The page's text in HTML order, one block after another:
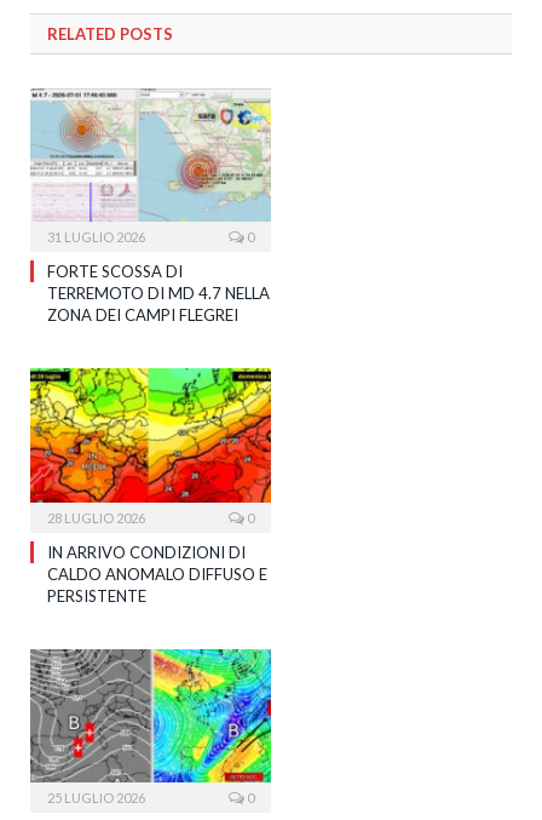
RELATED POSTS
31 LUGLIO 2026 0
FORTE SCOSSA DI
TERREMOTO DI MD 4.7 NELLA
ZONA DEI CAMPI FLEGREI
28 LUGLIO 2026 0
IN ARRIVO CONDIZIONI DI
CALDO ANOMALO DIFFUSO E
PERSISTENTE
25 LUGLIO 2026 0